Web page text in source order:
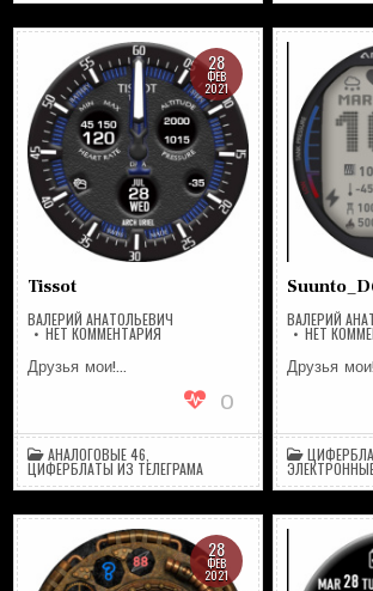
28
ФЕВ
2021
Tissot
ВАЛЕРИЙ АНАТОЛЬЕВИЧ
НЕТ КОММЕНТАРИЯНА
Друзья мои!…
0
АНАЛОГОВЫЕ 46
ЦИФЕРБЛАТЫ ИЗ ТЕЛЕГРАМА
ВАЛЕРИЙ
НЕТ
Друзья
28
ФЕВ
2021